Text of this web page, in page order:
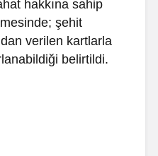
hakkına sahip
şehit
verilen kartlarla
belirtildi.
Park
Sosyal